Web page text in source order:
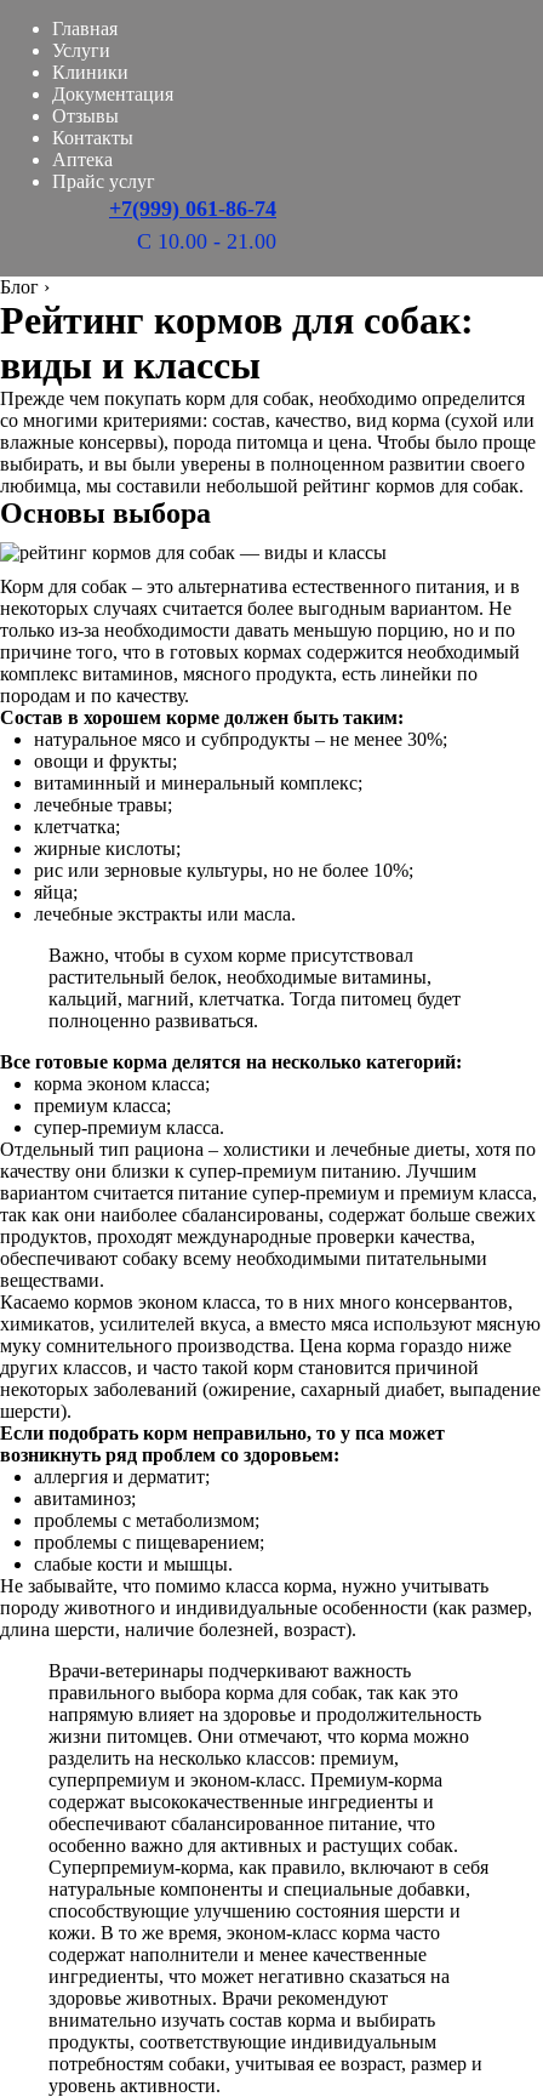
Главная
Услуги
Клиники
Документация
Отзывы
Контакты
Аптека
Прайс услуг
+7(999) 061-86-74
С 10.00 - 21.00
Блог ›
Рейтинг кормов для собак:
виды и классы
Прежде чем покупать корм для собак, необходимо определится
со многими критериями: состав, качество, вид корма (сухой или
влажные консервы), порода питомца и цена. Чтобы было проще
выбирать, и вы были уверены в полноценном развитии своего
любимца, мы составили небольшой рейтинг кормов для собак.
Основы выбора
Корм для собак – это альтернатива естественного питания, и в
некоторых случаях считается более выгодным вариантом. Не
только из-за необходимости давать меньшую порцию, но и по
причине того, что в готовых кормах содержится необходимый
комплекс витаминов, мясного продукта, есть линейки по
породам и по качеству.
Состав в хорошем корме должен быть таким:
натуральное мясо и субпродукты – не менее 30%;
овощи и фрукты;
витаминный и минеральный комплекс;
лечебные травы;
клетчатка;
жирные кислоты;
рис или зерновые культуры, но не более 10%;
яйца;
лечебные экстракты или масла.
Важно, чтобы в сухом корме присутствовал
растительный белок, необходимые витамины,
кальций, магний, клетчатка. Тогда питомец будет
полноценно развиваться.
Все готовые корма делятся на несколько категорий:
корма эконом класса;
премиум класса;
супер-премиум класса.
Отдельный тип рациона – холистики и лечебные диеты, хотя по
качеству они близки к супер-премиум питанию. Лучшим
вариантом считается питание супер-премиум и премиум класса,
так как они наиболее сбалансированы, содержат больше свежих
продуктов, проходят международные проверки качества,
обеспечивают собаку всему необходимыми питательными
веществами.
Касаемо кормов эконом класса, то в них много консервантов,
химикатов, усилителей вкуса, а вместо мяса используют мясную
муку сомнительного производства. Цена корма гораздо ниже
других классов, и часто такой корм становится причиной
некоторых заболеваний (ожирение, сахарный диабет, выпадение
шерсти).
Если подобрать корм неправильно, то у пса может
возникнуть ряд проблем со здоровьем:
аллергия и дерматит;
авитаминоз;
проблемы с метаболизмом;
проблемы с пищеварением;
слабые кости и мышцы.
Не забывайте, что помимо класса корма, нужно учитывать
породу животного и индивидуальные особенности (как размер,
длина шерсти, наличие болезней, возраст).
Врачи-ветеринары подчеркивают важность
правильного выбора корма для собак, так как это
напрямую влияет на здоровье и продолжительность
жизни питомцев. Они отмечают, что корма можно
разделить на несколько классов: премиум,
суперпремиум и эконом-класс. Премиум-корма
содержат высококачественные ингредиенты и
обеспечивают сбалансированное питание, что
особенно важно для активных и растущих собак.
Суперпремиум-корма, как правило, включают в себя
натуральные компоненты и специальные добавки,
способствующие улучшению состояния шерсти и
кожи. В то же время, эконом-класс корма часто
содержат наполнители и менее качественные
ингредиенты, что может негативно сказаться на
здоровье животных. Врачи рекомендуют
внимательно изучать состав корма и выбирать
продукты, соответствующие индивидуальным
потребностям собаки, учитывая ее возраст, размер и
уровень активности.